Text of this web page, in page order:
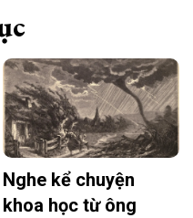
Nghe kể chuyện
khoa học từ ông